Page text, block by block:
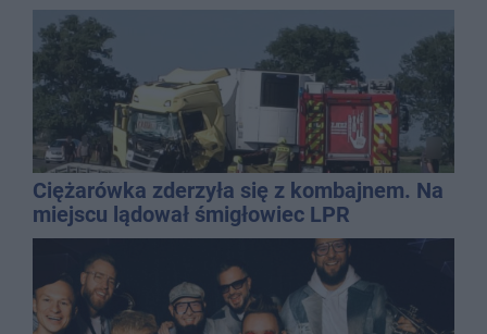
Ciężarówka zderzyła się z kombajnem. Na
miejscu lądował śmigłowiec LPR